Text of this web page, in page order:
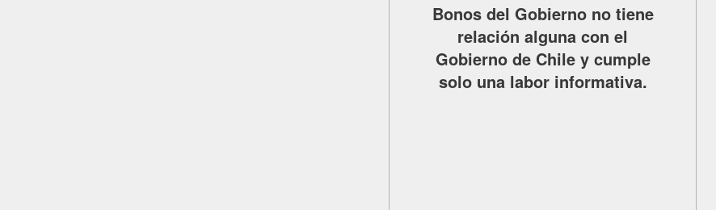
Bonos del Gobierno no tiene
relación alguna con el
Gobierno de Chile y cumple
solo una labor informativa.